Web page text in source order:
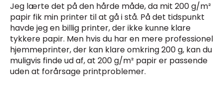
Jeg lærte det på den hårde måde, da mit 200 g/m²
papir fik min printer til at gå i stå. På det tidspunkt
havde jeg en billig printer, der ikke kunne klare
tykkere papir. Men hvis du har en mere professionel
hjemmeprinter, der kan klare omkring 200 g, kan du
muligvis finde ud af, at 200 g/m² papir er passende
uden at forårsage printproblemer.